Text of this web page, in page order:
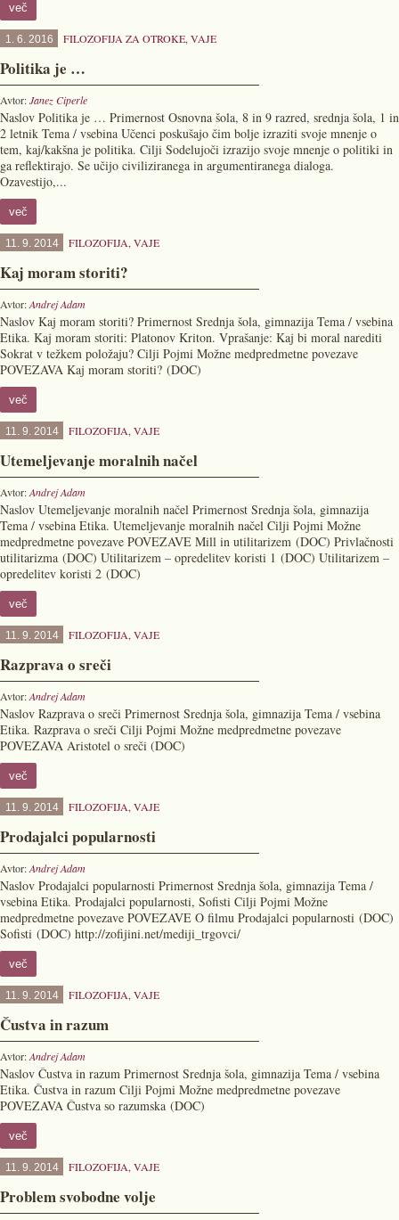
več
1. 6. 2016 FILOZOFIJA ZA OTROKE, VAJE
Politika je …
Avtor:Janez Ciperle
Naslov Politika je … Primernost Osnovna šola, 8 in 9 razred, srednja šola, 1 in
2 letnik Tema / vsebina Učenci poskušajo čim bolje izraziti svoje mnenje o
tem, kaj/kakšna je politika. Cilji Sodelujoči izrazijo svoje mnenje o politiki in
ga reflektirajo. Se učijo civiliziranega in argumentiranega dialoga.
Ozavestijo,...
več
11. 9. 2014 FILOZOFIJA, VAJE
Kaj moram storiti?
Avtor:Andrej Adam
Naslov Kaj moram storiti? Primernost Srednja šola, gimnazija Tema / vsebina
Etika. Kaj moram storiti: Platonov Kriton. Vprašanje: Kaj bi moral narediti
Sokrat v težkem položaju? Cilji Pojmi Možne medpredmetne povezave
POVEZAVA Kaj moram storiti? (DOC)
več
11. 9. 2014 FILOZOFIJA, VAJE
Utemeljevanje moralnih načel
Avtor:Andrej Adam
Naslov Utemeljevanje moralnih načel Primernost Srednja šola, gimnazija
Tema / vsebina Etika. Utemeljevanje moralnih načel Cilji Pojmi Možne
medpredmetne povezave POVEZAVE Mill in utilitarizem (DOC) Privlačnosti
utilitarizma (DOC) Utilitarizem – opredelitev koristi 1 (DOC) Utilitarizem –
opredelitev koristi 2 (DOC)
več
11. 9. 2014 FILOZOFIJA, VAJE
Razprava o sreči
Avtor:Andrej Adam
Naslov Razprava o sreči Primernost Srednja šola, gimnazija Tema / vsebina
Etika. Razprava o sreči Cilji Pojmi Možne medpredmetne povezave
POVEZAVA Aristotel o sreči (DOC)
več
11. 9. 2014 FILOZOFIJA, VAJE
Prodajalci popularnosti
Avtor:Andrej Adam
Naslov Prodajalci popularnosti Primernost Srednja šola, gimnazija Tema /
vsebina Etika. Prodajalci popularnosti, Sofisti Cilji Pojmi Možne
medpredmetne povezave POVEZAVE O filmu Prodajalci popularnosti (DOC)
Sofisti (DOC) http://zofijini.net/mediji_trgovci/
več
11. 9. 2014 FILOZOFIJA, VAJE
Čustva in razum
Avtor:Andrej Adam
Naslov Čustva in razum Primernost Srednja šola, gimnazija Tema / vsebina
Etika. Čustva in razum Cilji Pojmi Možne medpredmetne povezave
POVEZAVA Čustva so razumska (DOC)
več
11. 9. 2014 FILOZOFIJA, VAJE
Problem svobodne volje